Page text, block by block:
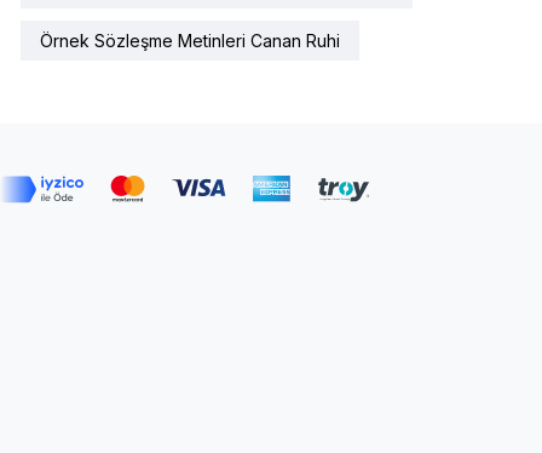
Örnek Sözleşme Metinleri Canan Ruhi